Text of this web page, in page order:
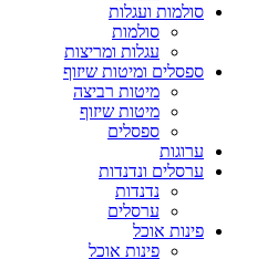
סולמות ועגלות
סולמות
עגלות ומריצות
ספסלים ומיטות שיזוף
מיטות רביצה
מיטות שיזוף
ספסלים
ערוגות
ערסלים ונדנדות
נדנדות
ערסלים
פינות אוכל
פינות אוכל